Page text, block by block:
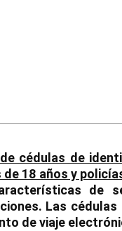
cédulas de
18 años y
de
Las
de viaje